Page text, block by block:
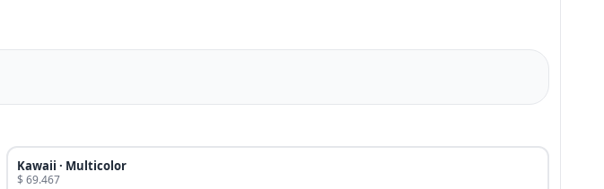
Kawaii · Multicolor
$ 69.467